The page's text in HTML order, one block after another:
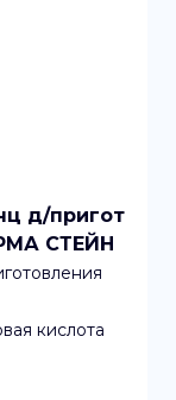
д/пригот
СТЕЙН
кислота